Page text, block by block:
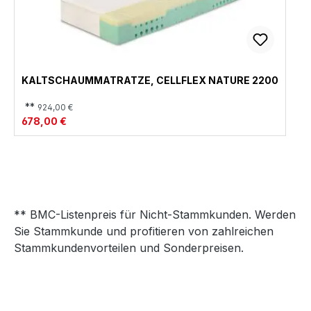
KALTSCHAUMMATRATZE, CELLFLEX NATURE 2200
** 924,00 €
678,00 €
** BMC-Listenpreis für Nicht-Stammkunden. Werden
Sie Stammkunde und profitieren von zahlreichen
Stammkundenvorteilen und Sonderpreisen.